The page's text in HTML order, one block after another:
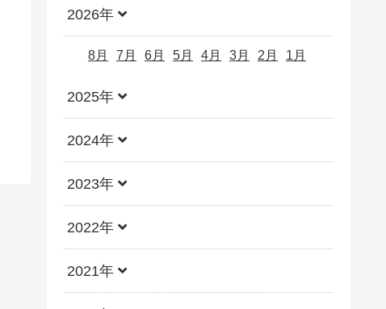
2026年
8月 7月 6月 5月 4月 3月 2月 1月
2025年
2024年
2023年
2022年
2021年